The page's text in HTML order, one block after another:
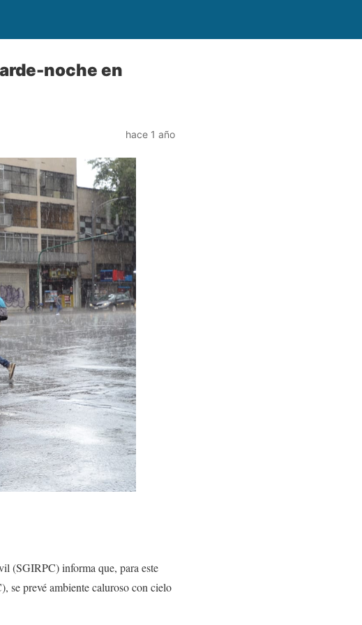
noche en
hace 1 año
(SGIRPC) informa que, para este
se prevé ambiente caluroso con cielo